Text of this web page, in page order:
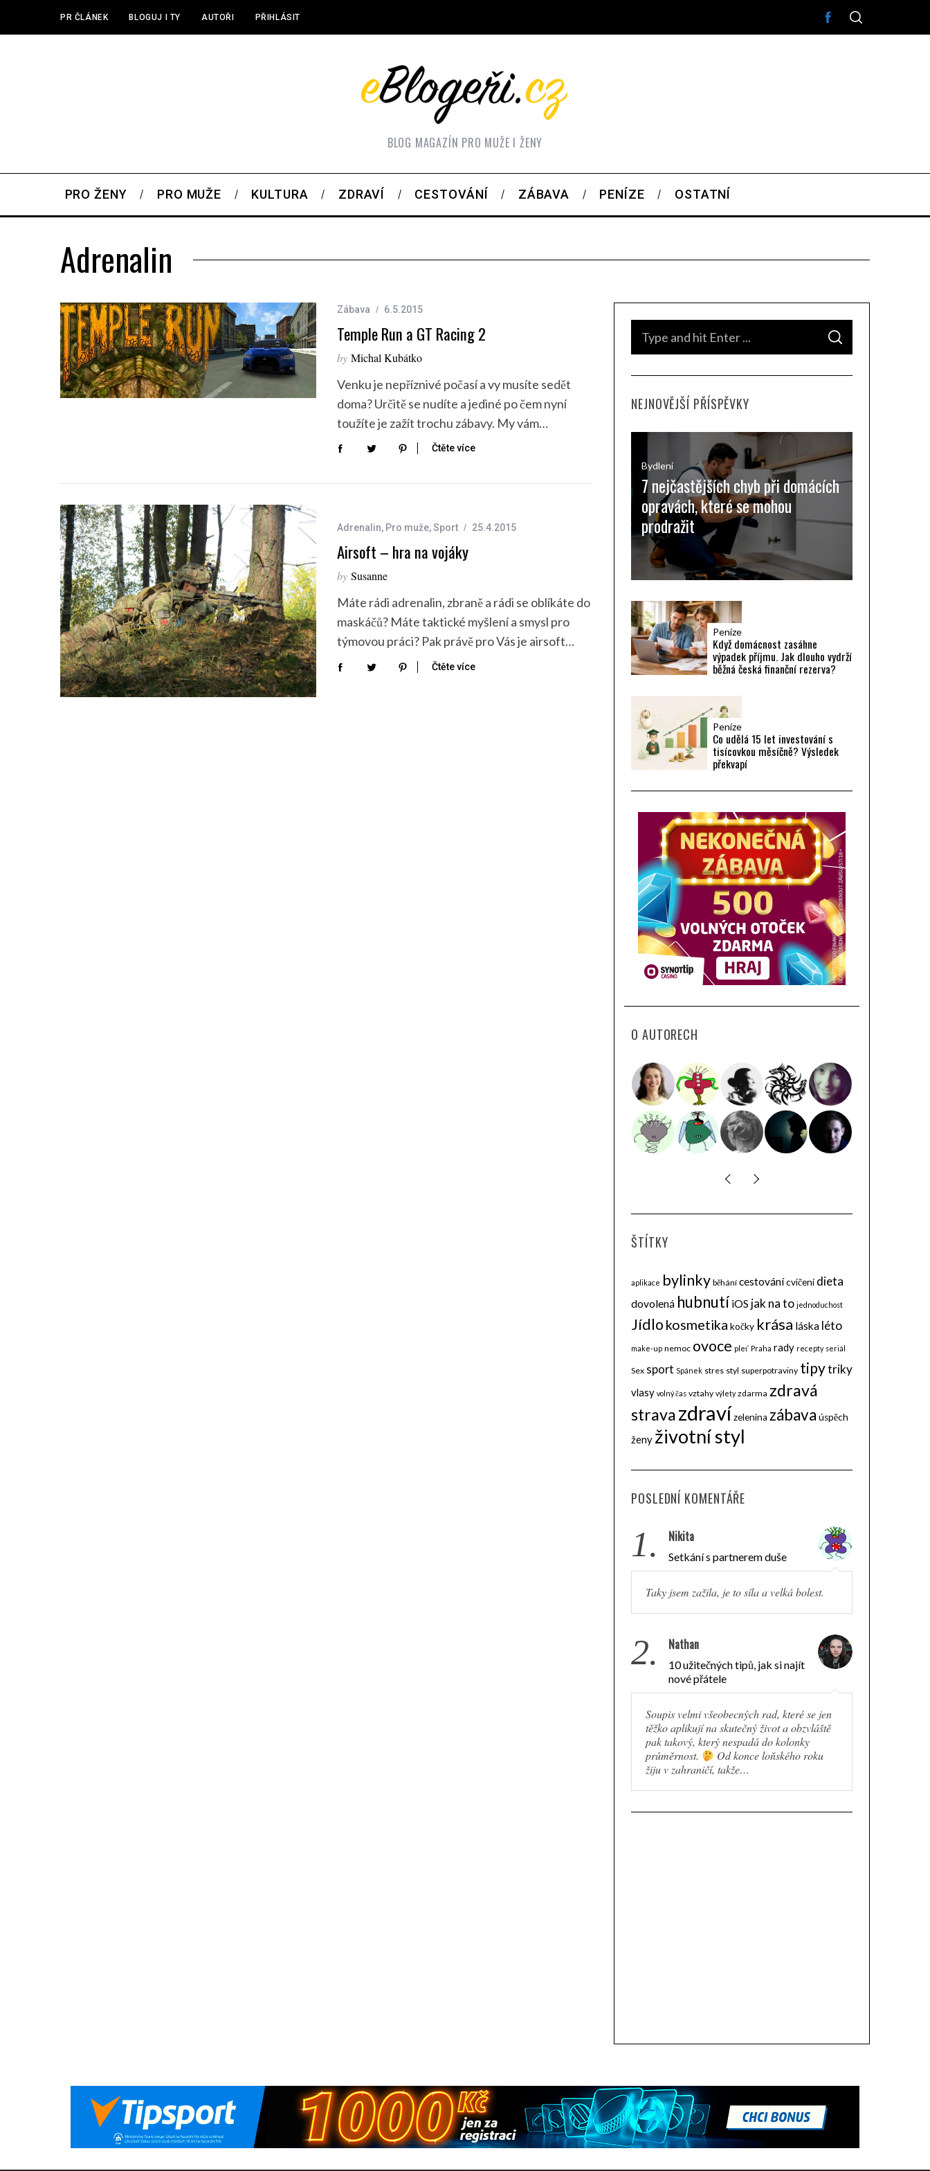
PR ČLÁNEK BLOGUJ I TY AUTOŘI PŘIHLÁSIT
BLOG MAGAZÍN PRO MUŽE I ŽENY
PRO ŽENY PRO MUŽE KULTURA ZDRAVÍ CESTOVÁNÍ ZÁBAVA PENÍZE OSTATNÍ
Adrenalin
Zábava 6.5.2015
Temple Run a GT Racing 2
by Michal Kubátko
Venku je nepříznivé počasí a vy musíte sedět
doma? Určitě se nudíte a jediné po čem nyní
toužíte je zažít trochu zábavy. My vám…
Čtěte více
Adrenalin, Pro muže,Sport 25.4.2015
Airsoft – hra na vojáky
by Susanne
Máte rádi adrenalin, zbraně a rádi se oblíkáte do
maskáčů? Máte taktické myšlení a smysl pro
týmovou práci? Pak právě pro Vás je airsoft…
Čtěte více
c
S
A
C
NEJNOVĚJŠÍ PŘÍSPĚVKY
Bydlení
7 nejčastějších chyb při domácích
opravách, které se mohou
prodražit
Peníze
Když domácnost zasáhne
výpadek příjmu. Jak dlouho vydrží
běžná česká finanční rezerva?
Peníze
Co udělá 15 let investování s
tisícovkou měsíčně? Výsledek
překvapí
O AUTORECH
ŠTÍTKY
aplikace bylinky běhání cestovánícvičení dieta
dovolená hubnutí iOS jak na to jednoduchost
Jídlo kosmetika kočky krása láska léto
make-up nemoc ovoce pleť Praha rady recepty seriál
Sex sport Spánek stres styl superpotraviny tipytriky
vlasy volný čas vztahy výlety zdarma zdravá
stravazdravízelenina zábava úspěch
ženy životní styl
POSLEDNÍ KOMENTÁŘE
1. Nikita
Setkání s partnerem duše
Taky jsem zažila, je to síla a velká bolest.
2. Nathan
10 užitečných tipů, jak si najít
nové přátele
Soupis velmi všeobecných rad, které se jen
těžko aplikují na skutečný život a obzvláště
pak takový, který nespadá do kolonky
průměrnost.
Od konce loňského roku
žiju v zahraničí, takže…